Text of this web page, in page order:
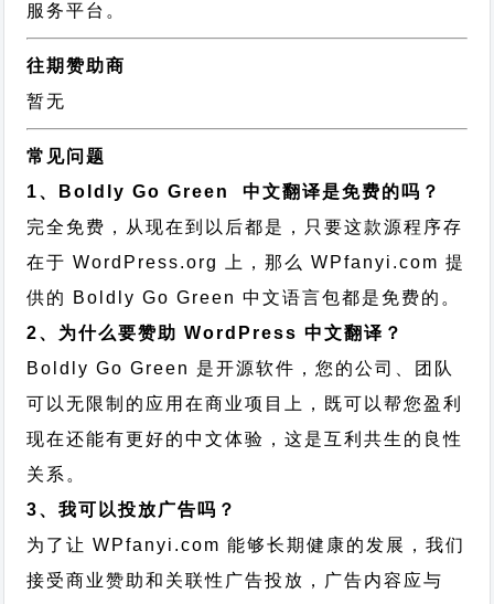
服务平台。
往期赞助商
暂无
常见问题
1、Boldly Go Green 中文翻译是免费的吗？
完全免费，从现在到以后都是，只要这款源程序存
在于 WordPress.org 上，那么 WPfanyi.com 提
供的 Boldly Go Green 中文语言包都是免费的。
2、为什么要赞助 WordPress 中文翻译？
Boldly Go Green 是开源软件，您的公司、团队
可以无限制的应用在商业项目上，既可以帮您盈利
现在还能有更好的中文体验，这是互利共生的良性
关系。
3、我可以投放广告吗？
为了让 WPfanyi.com 能够长期健康的发展，我们
接受商业赞助和关联性广告投放，广告内容应与